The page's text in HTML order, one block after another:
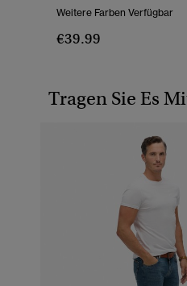
Weitere Farben Verfügbar
€39.99
Tragen Sie Es